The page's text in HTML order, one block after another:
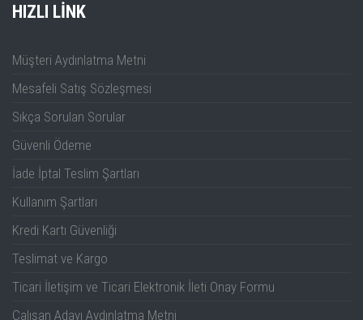
HIZLI LINK
Müşteri Aydınlatma Metni
Mesafeli Satış Sözleşmesi
Sıkça Sorulan Sorular
Güvenli Ödeme
İade İptal Teslim Şartları
Kullanım Şartları
Kredi Kartı Güvenliği
Teslimat ve Kargo
Ticari İletişim ve Ticari Elektronik İleti Onay Formu
Çalışan Adayı Aydınlatma Metni